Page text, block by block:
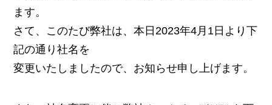
ます。
さて、このたび弊社は、本日2023年4月1日より下
記の通り社名を
変更いたしましたので、お知らせ申し上げます。